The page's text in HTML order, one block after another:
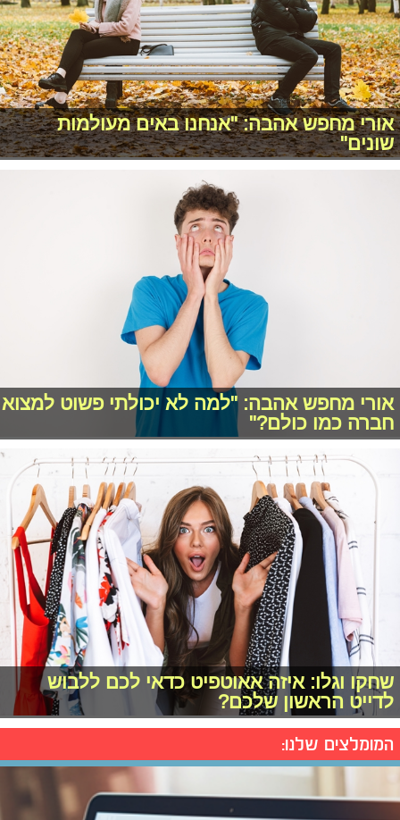
אורי מחפש אהבה: "אנחנו באים מעולמות
שונים"
אורי מחפש אהבה: "למה לא יכולתי פשוט למצוא
חברה כמו כולם?"
שחקו וגלו: איזה אאוטפיט כדאי לכם ללבוש
לדייט הראשון שלכם?
המומלצים שלנו: